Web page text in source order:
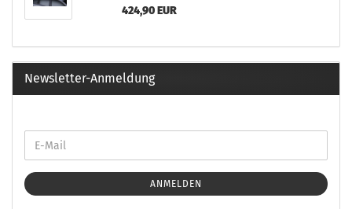
424,90 EUR
Newsletter-Anmeldung
ANMELDEN